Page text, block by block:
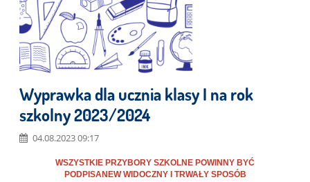
Wyprawka dla ucznia klasy I na rok
szkolny 2023/2024
04.08.2023 09:17
WSZYSTKIE PRZYBORY SZKOLNE POWINNY BYĆ
PODPISANEW WIDOCZNY I TRWAŁY SPOSÓB